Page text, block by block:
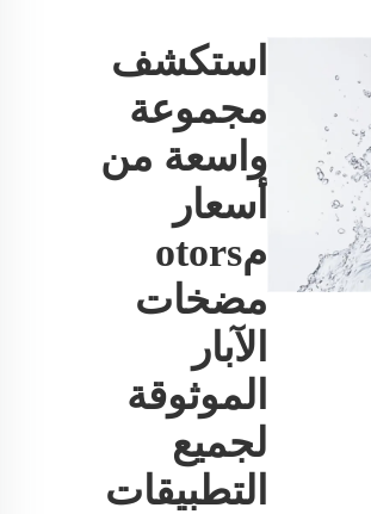
استكشف
مجموعة
واسعة من
أسعار
مotors
مضخات
الآبار
الموثوقة
لجميع
التطبيقات